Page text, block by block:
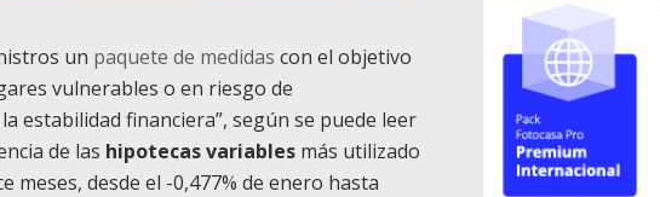
un paquete de medidas con el objetivo
vulnerables o en riesgo de
estabilidad financiera”, según se puede leer
de las hipotecas variables más utilizado
desde el -0,477% de enero hasta